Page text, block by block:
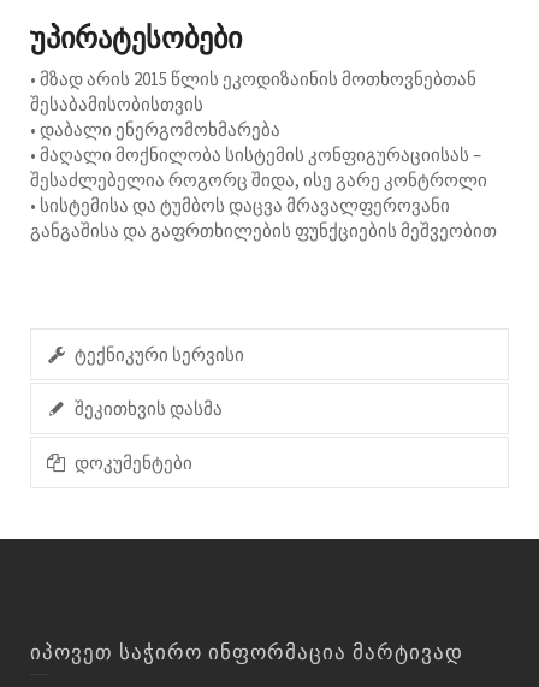
უპირატესობები
• მზად არის 2015 წლის ეკოდიზაინის მოთხოვნებთან
შესაბამისობისთვის
• დაბალი ენერგომოხმარება
• მაღალი მოქნილობა სისტემის კონფიგურაციისას –
შესაძლებელია როგორც შიდა, ისე გარე კონტროლი
• სისტემისა და ტუმბოს დაცვა მრავალფეროვანი
განგაშისა და გაფრთხილების ფუნქციების მეშვეობით
ტექნიკური სერვისი
შეკითხვის დასმა
დოკუმენტები
იპოვეთ საჭირო ინფორმაცია მარტივად